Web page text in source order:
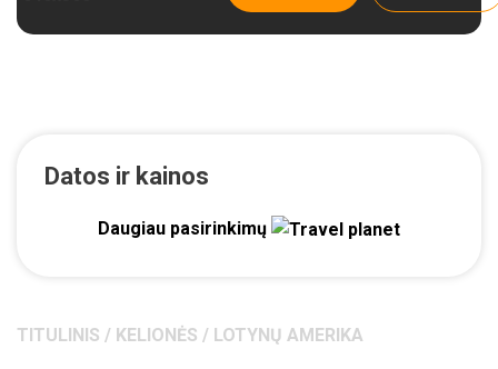
TITULINIS / KELIONĖS / LOTYNŲ AMERIKA
Datos ir kainos
Daugiau pasirinkimų